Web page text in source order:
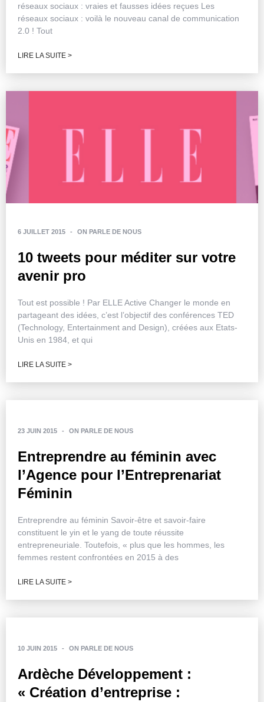
réseaux sociaux : vraies et fausses idées reçues Les
réseaux sociaux : voilà le nouveau canal de communication
2.0 ! Tout
LIRE LA SUITE >
6 JUILLET 2015 - ON PARLE DE NOUS
10 tweets pour méditer sur votre
avenir pro
Tout est possible ! Par ELLE Active Changer le monde en
partageant des idées, c’est l’objectif des conférences TED
(Technology, Entertainment and Design), créées aux Etats-
Unis en 1984, et qui
LIRE LA SUITE >
23 JUIN 2015 - ON PARLE DE NOUS
Entreprendre au féminin avec
l’Agence pour l’Entreprenariat
Féminin
Entreprendre au féminin Savoir-être et savoir-faire
constituent le yin et le yang de toute réussite
entrepreneuriale. Toutefois, « plus que les hommes, les
femmes restent confrontées en 2015 à des
LIRE LA SUITE >
10 JUIN 2015 - ON PARLE DE NOUS
Ardèche Développement :
« Création d’entreprise :